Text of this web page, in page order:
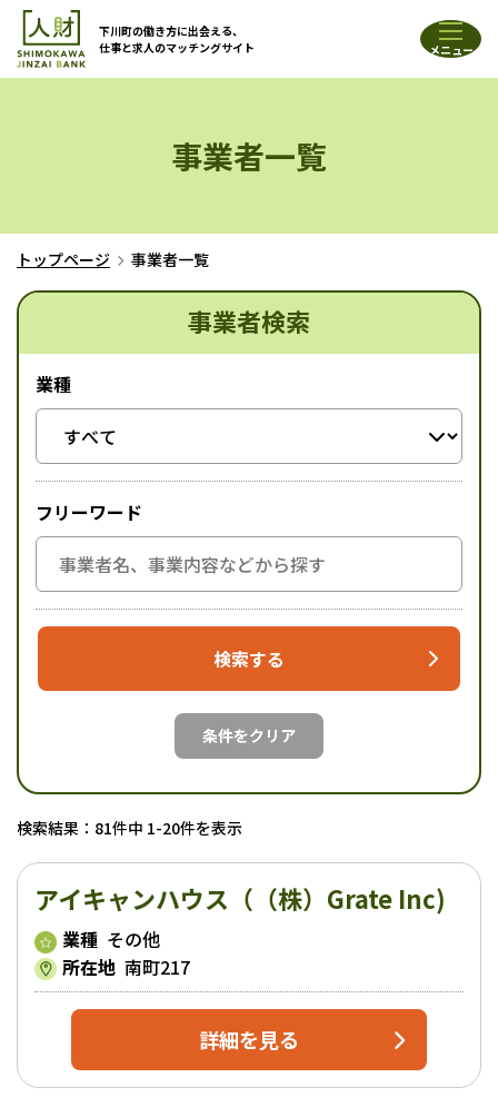
下川町の働き方に出会える、
仕事と求人のマッチングサイト
メニュー
事業者一覧
トップページ 事業者一覧
事業者検索
業種
フリーワード
検索する
条件をクリア
検索結果：81件中 1-20件を表示
アイキャンハウス（（株）Grate Inc)
業種 その他
所在地 南町217
詳細を見る